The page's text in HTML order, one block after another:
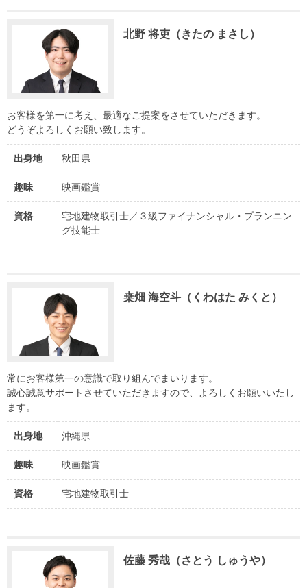
北野 将吏（きたの まさし）
お客様を第一に考え、最適なご提案をさせていただきます。
どうぞよろしくお願い致します。
出身地 秋田県
趣味 映画鑑賞
資格
宅地建物取引士／３級ファイナンシャル・プランニン
グ技能士
桒畑 海空斗（くわはた みくと）
常にお客様第一の意識で取り組んでまいります。
誠心誠意サポートさせていただきますので、よろしくお願いいたし
ます。
出身地 沖縄県
趣味 映画鑑賞
資格 宅地建物取引士
佐藤 秀哉（さとう しゅうや）